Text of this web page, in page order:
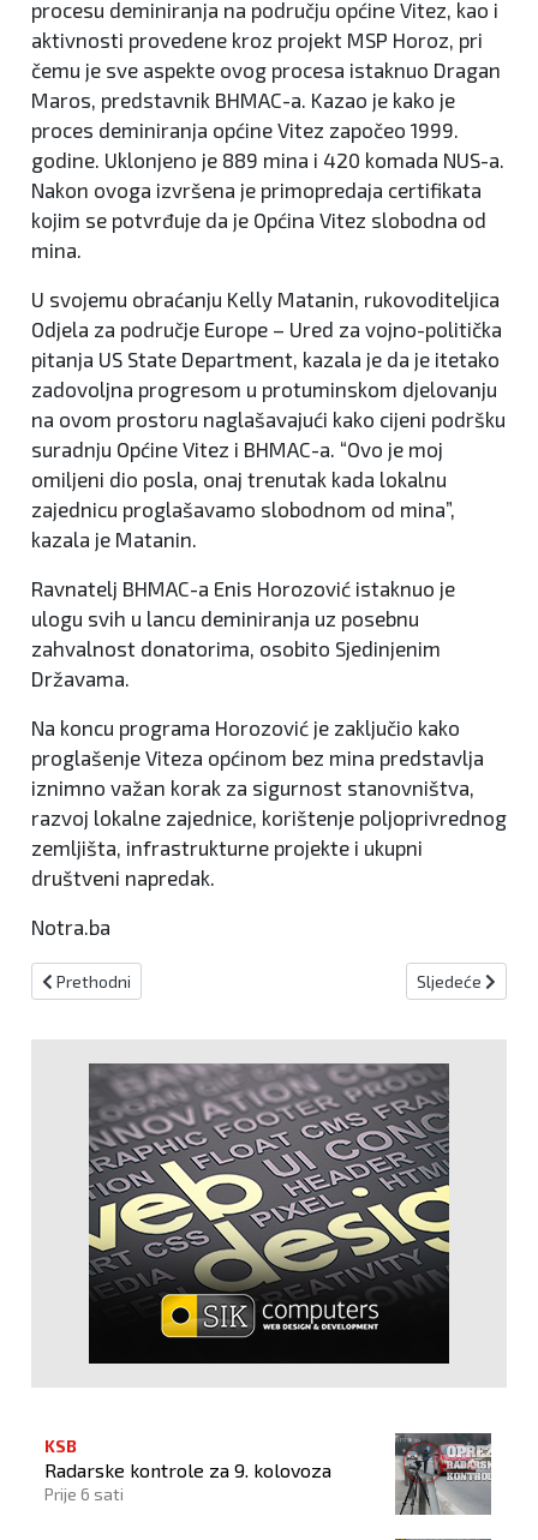
procesu deminiranja na području općine Vitez, kao i
aktivnosti provedene kroz projekt MSP Horoz, pri
čemu je sve aspekte ovog procesa istaknuo Dragan
Maros, predstavnik BHMAC-a. Kazao je kako je
proces deminiranja općine Vitez započeo 1999.
godine. Uklonjeno je 889 mina i 420 komada NUS-a.
Nakon ovoga izvršena je primopredaja certifikata
kojim se potvrđuje da je Općina Vitez slobodna od
mina.
U svojemu obraćanju Kelly Matanin, rukovoditeljica
Odjela za područje Europe – Ured za vojno-politička
pitanja US State Department, kazala je da je itetako
zadovoljna progresom u protuminskom djelovanju
na ovom prostoru naglašavajući kako cijeni podršku
suradnju Općine Vitez i BHMAC-a. “Ovo je moj
omiljeni dio posla, onaj trenutak kada lokalnu
zajednicu proglašavamo slobodnom od mina”,
kazala je Matanin.
Ravnatelj BHMAC-a Enis Horozović istaknuo je
ulogu svih u lancu deminiranja uz posebnu
zahvalnost donatorima, osobito Sjedinjenim
Državama.
Na koncu programa Horozović je zaključio kako
proglašenje Viteza općinom bez mina predstavlja
iznimno važan korak za sigurnost stanovništva,
razvoj lokalne zajednice, korištenje poljoprivrednog
zemljišta, infrastrukturne projekte i ukupni
društveni napredak.
Notra.ba
Prethodni članak: MUP KSB izdao upozorenje građanima o
Prethodni Sljedeći
Sljedeće
KSB
Radarske kontrole za 9. kolovoza
Prije 6 sati